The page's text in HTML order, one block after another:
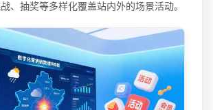
、抽奖等多样化覆盖站内外的场景活动。